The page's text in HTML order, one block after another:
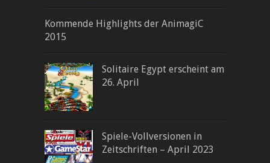
Kommende Highlights der AnimagiC
2015
Solitaire Egypt erscheint am
26. April
Spiele-Vollversionen in
Zeitschriften – April 2023